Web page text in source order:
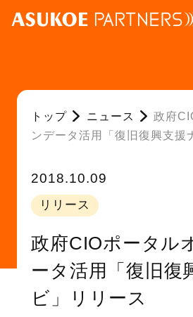
トップ ニュース
政府
ンデータ活用「復旧復興支援
2018.10.09
リリース
政府CIOポータル
ータ活用「復旧復
ビ」リリース